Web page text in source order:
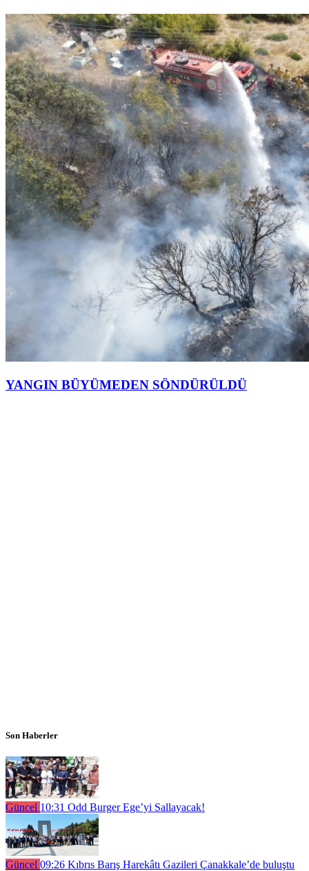
YANGIN BÜYÜMEDEN SÖNDÜRÜLDÜ
Son Haberler
Güncel 10:31 Odd Burger Ege’yi Sallayacak!
Güncel 09:26 Kıbrıs Barış Harekâtı Gazileri Çanakkale’de buluştu